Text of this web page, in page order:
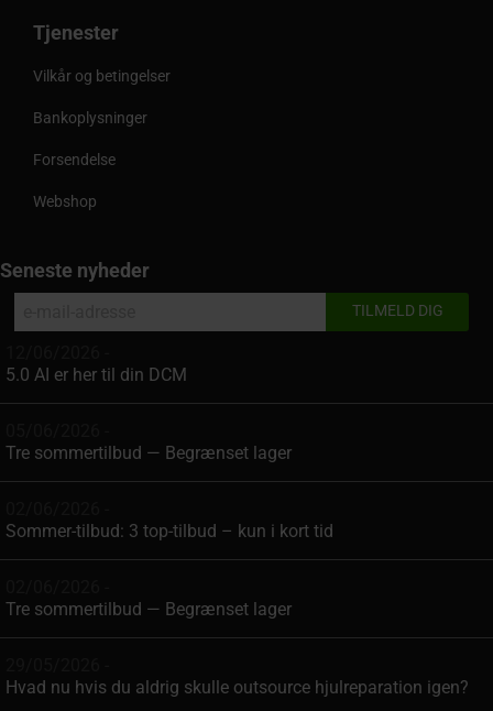
Tjenester
Vilkår og betingelser
Bankoplysninger
Forsendelse
Webshop
Seneste nyheder
5.0 AI er her til din DCM
Tre sommertilbud — Begrænset lager
Sommer-tilbud: 3 top-tilbud – kun i kort tid
Tre sommertilbud — Begrænset lager
Hvad nu hvis du aldrig skulle outsource hjulreparation igen?